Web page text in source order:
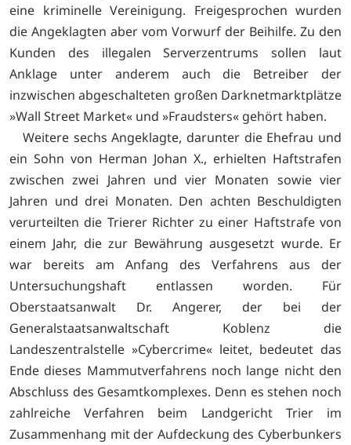
eine kriminelle Vereinigung. Freigesprochen wurden
die Angeklagten aber vom Vorwurf der Beihilfe. Zu den
Kunden des illegalen Serverzentrums sollen laut
Anklage unter anderem auch die Betreiber der
inzwischen abgeschalteten großen Darknetmarktplätze
»Wall Street Market« und »Fraudsters« gehört haben.
Weitere sechs Angeklagte, darunter die Ehefrau und
ein Sohn von Herman Johan X., erhielten Haftstrafen
zwischen zwei Jahren und vier Monaten sowie vier
Jahren und drei Monaten. Den achten Beschuldigten
verurteilten die Trierer Richter zu einer Haftstrafe von
einem Jahr, die zur Bewährung ausgesetzt wurde. Er
war bereits am Anfang des Verfahrens aus der
Untersuchungshaft entlassen worden. Für
Oberstaatsanwalt Dr. Angerer, der bei der
Generalstaatsanwaltschaft Koblenz die
Landeszentralstelle »Cybercrime« leitet, bedeutet das
Ende dieses Mammutverfahrens noch lange nicht den
Abschluss des Gesamtkomplexes. Denn es stehen noch
zahlreiche Verfahren beim Landgericht Trier im
Zusammenhang mit der Aufdeckung des Cyberbunkers